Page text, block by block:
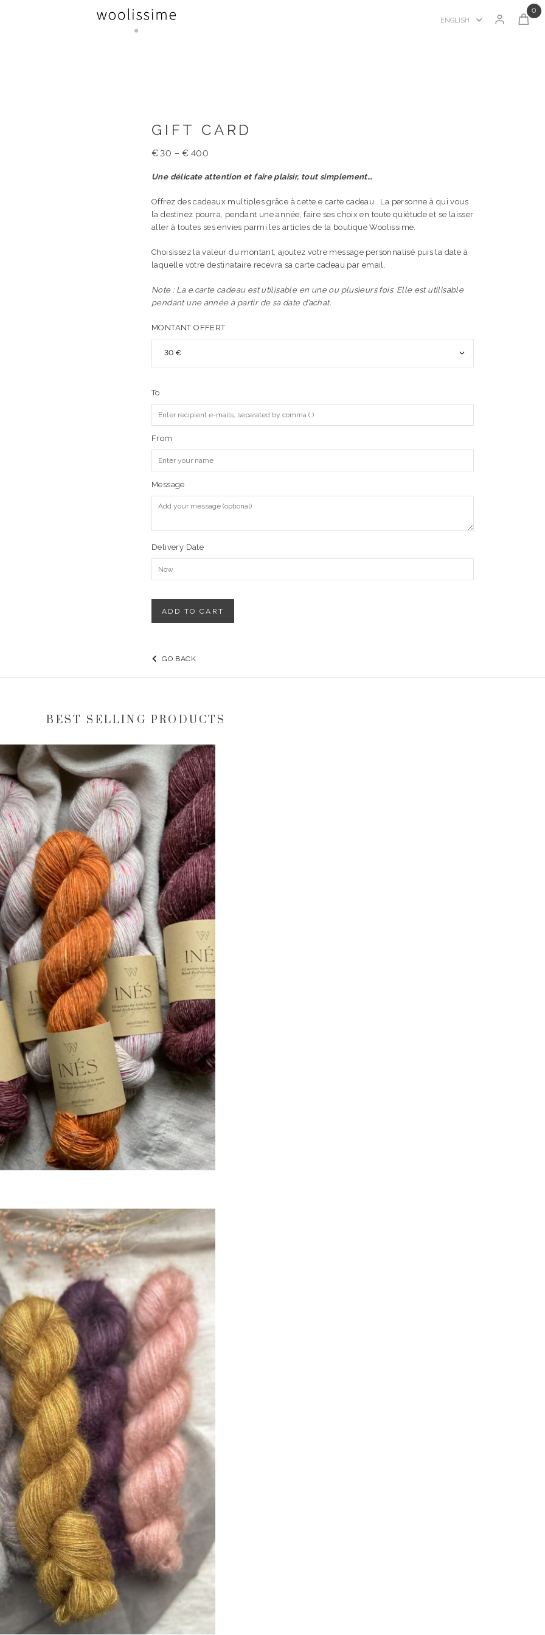
ENGLISH
0
GIFT CARD
€ 30 –€ 400
Une délicate attention et faire plaisir, tout simplement…
Offrez des cadeaux multiples grâce à cette e.carte cadeau . La personne à qui vous
la destinez pourra, pendant une année, faire ses choix en toute quiétude et se laisser
aller à toutes ses envies parmi les articles de la boutique Woolissime.
Choisissez la valeur du montant, ajoutez votre message personnalisé puis la date à
laquelle votre destinataire recevra sa carte cadeau par email.
Note : La e.carte cadeau est utilisable en une ou plusieurs fois. Elle est utilisable
pendant une année à partir de sa date d’achat.
MONTANT OFFERT
To
From
Message
Delivery Date
ADD TO CART
GO BACK
BEST SELLING PRODUCTS